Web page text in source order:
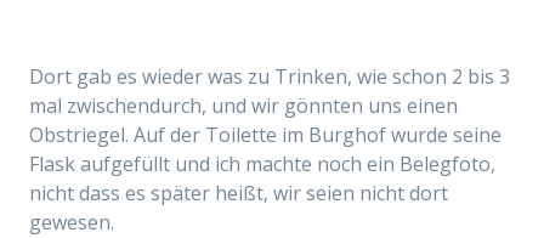
Dort gab es wieder was zu Trinken, wie schon 2 bis 3
mal zwischendurch, und wir gönnten uns einen
Obstriegel. Auf der Toilette im Burghof wurde seine
Flask aufgefüllt und ich machte noch ein Belegfoto,
nicht dass es später heißt, wir seien nicht dort
gewesen.